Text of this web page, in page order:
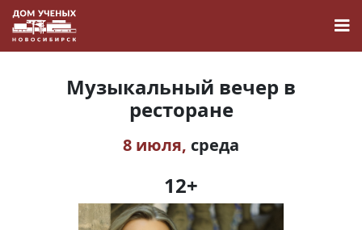
Новости
Наука
Музыкальный вечер в
ресторане
8 июля, среда
12+